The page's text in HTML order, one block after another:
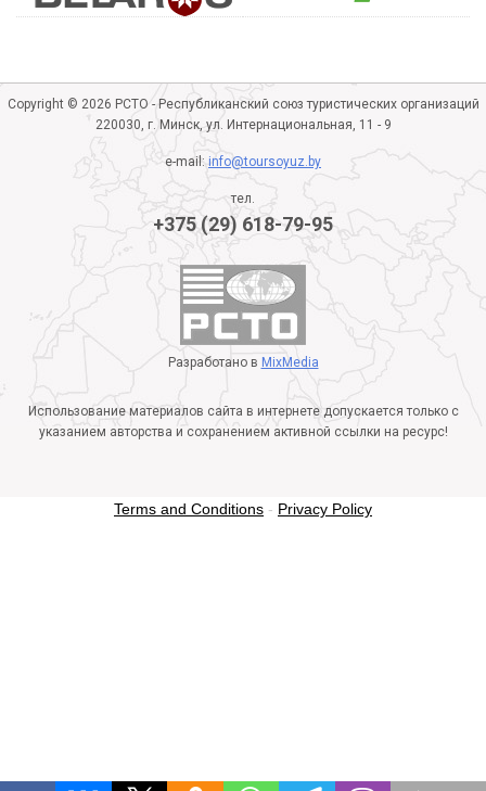
Copyright © 2026 РСТО - Республиканский союз туристических организаций
220030, г. Минск, ул. Интернациональная, 11 - 9
e-mail:info@toursoyuz.by
тел.
+375 (29) 618-79-95
Разработано в MixMedia
Использование материалов сайта в интернете допускается только с
указанием авторства и сохранением активной ссылки на ресурс!
Terms and Conditions - Privacy Policy